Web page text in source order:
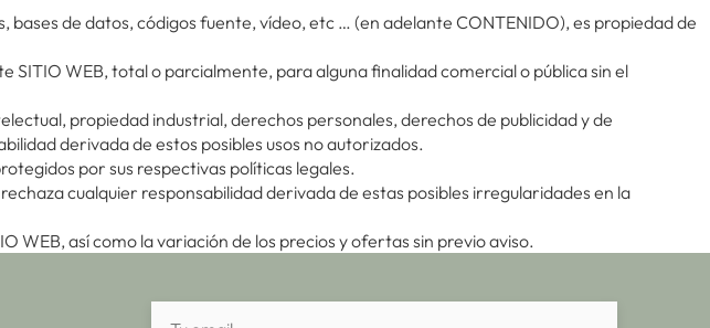
de datos, códigos fuente, vídeo, etc … (en adelante CONTENIDO), es propiedad de
WEB, total o parcialmente, para alguna finalidad comercial o pública sin el
propiedad industrial, derechos personales, derechos de publicidad y de
derivada de estos posibles usos no autorizados.
por sus respectivas políticas legales.
cualquier responsabilidad derivada de estas posibles irregularidades en la
WEB, así como la variación de los precios y ofertas sin previo aviso.